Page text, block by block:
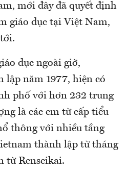
mới đây đã quyết định
giáo dục tại Việt Nam,
dục ngoài giờ,
lập năm 1977, hiện có
phố với hơn 232 trung
là các em từ cấp tiểu
thông với nhiều tầng
thành lập từ tháng
từ Renseikai.